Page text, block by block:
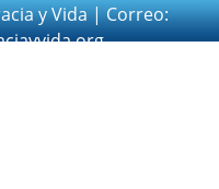
y Vida | Correo: